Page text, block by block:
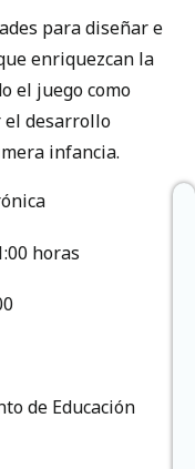
para diseñar e
enriquezcan la
el juego como
el desarrollo
infancia.
horas
de Educación